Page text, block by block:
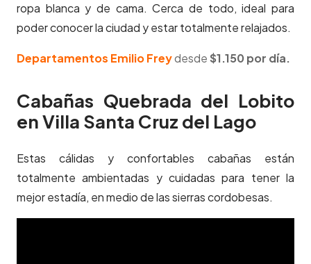
ropa blanca y de cama. Cerca de todo, ideal para
poder conocer la ciudad y estar totalmente relajados.
Departamentos Emilio Freydesde $1.150 por día.
Cabañas Quebrada del Lobito
en Villa Santa Cruz del Lago
Estas cálidas y confortables cabañas están
totalmente ambientadas y cuidadas para tener la
mejor estadía, en medio de las sierras cordobesas.